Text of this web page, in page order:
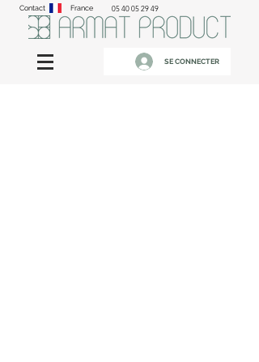
Contact France 05 40 05 29 49
SE CONNECTER